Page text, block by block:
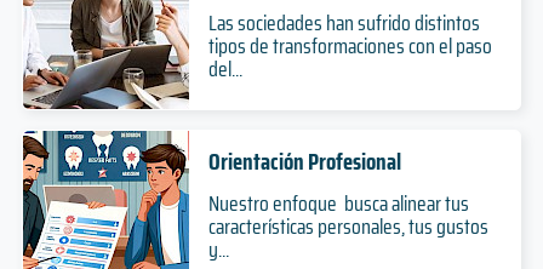
Las sociedades han sufrido distintos
tipos de transformaciones con el paso
del...
Orientación Profesional
Nuestro enfoque busca alinear tus
características personales, tus gustos
y...